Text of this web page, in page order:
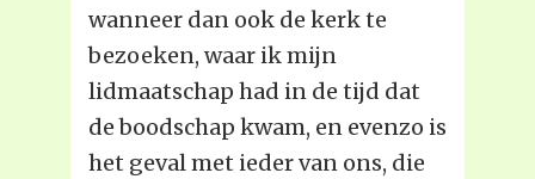
wanneer dan ook de kerk te
bezoeken, waar ik mijn
lidmaatschap had in de tijd dat
de boodschap kwam, en evenzo is
het geval met ieder van ons, die